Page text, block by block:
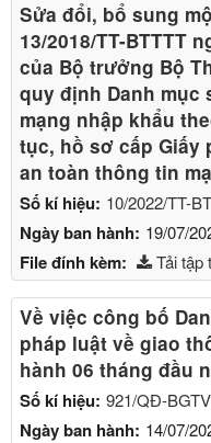
Sửa đổi, bổ sung
13/2018/TT-BTTTT
của Bộ trưởng Bộ
quy định Danh mục
mạng nhập khẩu
tục, hồ sơ cấp Giấy
an toàn thông tin
Số kí hiệu: 10/2022/TT-
Ngày ban hành: 19/07/
File đính kèm: Tải tập
Về việc công bố
pháp luật về giao
hành 06 tháng đầu
Số kí hiệu: 921/QĐ-
Ngày ban hành: 14/07/